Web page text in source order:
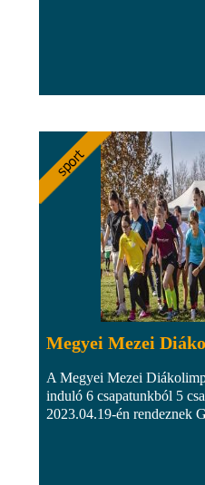
Megyei Mezei
A Megyei Mezei
induló 6 csapatunkból 5
2023.04.19-én rendeznek